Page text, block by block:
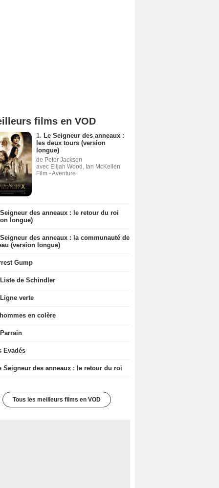
films en VOD
1. Le Seigneur des anneaux :
les deux tours (version
longue)
de Peter Jackson
avec Elijah Wood, Ian McKellen
Film - Aventure
des anneaux : le retour du roi
longue)
des anneaux : la communauté de
(version longue)
Gump
de Schindler
verte
en colère
Evadés
Seigneur des anneaux : le retour du roi
Tous les meilleurs films en VOD